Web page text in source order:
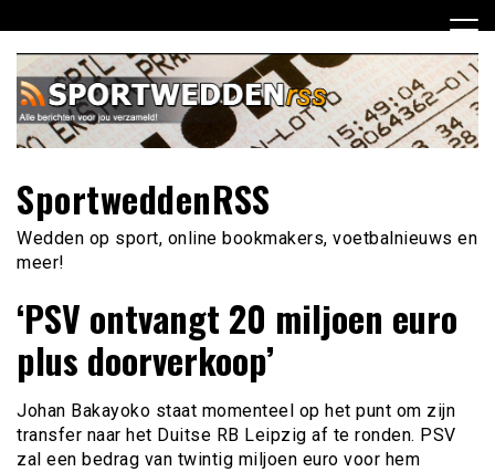
naar
inhoud
SportweddenRSS
Wedden op sport, online bookmakers, voetbalnieuws en
meer!
‘PSV ontvangt 20 miljoen euro
plus doorverkoop’
Johan Bakayoko staat momenteel op het punt om zijn
transfer naar het Duitse RB Leipzig af te ronden. PSV
zal een bedrag van twintig miljoen euro voor hem